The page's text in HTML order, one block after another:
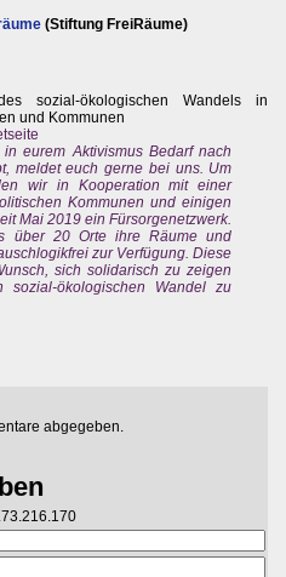
(Stiftung FreiRäume)
sozial-ökologischen Wandels in
und Kommunen
eurem Aktivismus Bedarf nach
meldet euch gerne bei uns. Um
wir in Kooperation mit einer
Kommunen und einigen
Mai 2019 ein Fürsorgenetzwerk.
über 20 Orte ihre Räume und
zur Verfügung. Diese
sich solidarisch zu zeigen
ökologischen Wandel zu
abgegeben.